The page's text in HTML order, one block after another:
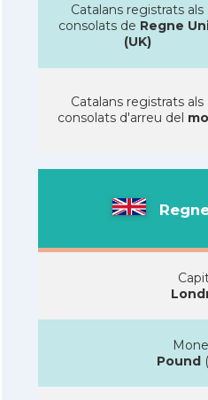
Catalans registrats als
consolats de Regne
(UK)
Catalans registrats als
consolats d'arreu del
Pound(